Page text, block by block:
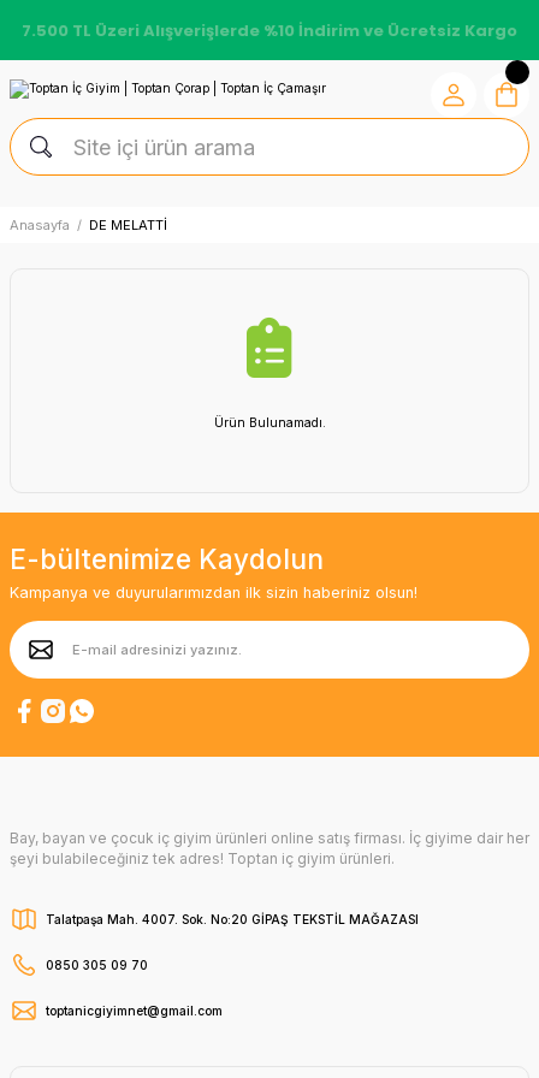
7.500 TL Üzeri Alışverişlerde %10 İndirim ve Ücretsiz Kargo
Anasayfa DE MELATTİ
Ürün Bulunamadı.
E-bültenimize Kaydolun
Kampanya ve duyurularımızdan ilk sizin haberiniz olsun!
Bay, bayan ve çocuk iç giyim ürünleri online satış firması. İç giyime dair her
şeyi bulabileceğiniz tek adres! Toptan iç giyim ürünleri.
Talatpaşa Mah. 4007. Sok. No:20 GİPAŞ TEKSTİL MAĞAZASI
0850 305 09 70
toptanicgiyimnet@gmail.com